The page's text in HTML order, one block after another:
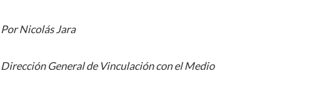
Por Nicolás Jara
Dirección General de Vinculación con el Medio